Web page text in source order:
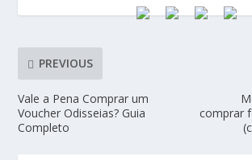
PREVIOUS
Vale a Pena Comprar um
Voucher Odisseias? Guia
Completo
comprar